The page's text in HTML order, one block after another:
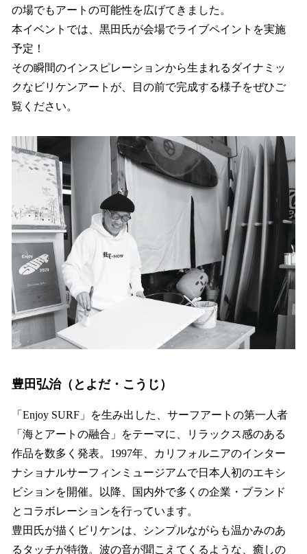
の場でもアートの可能性を広げてきました。
本イベントでは、黒田氏が会場でライブペイントを実施
予定！
その瞬間のインスピレーションから生まれるダイナミッ
クなビリケンアートが、目の前で完成する様子をぜひご
覧ください。
豊田弘治（とよだ・こうじ）
「Enjoy SURF」を生み出した、サーフアートの第一人者
「海とアートの融合」をテーマに、リラックス感のある
作品を数多く発表。1997年、カリフォルニアのインター
ナショナルサーフィンミュージアムで日本人初のエキシ
ビションを開催。以降、国内外で多くの企業・ブランド
とコラボレーションを行っています。
豊田氏が描くビリケンは、シンプルながらも温かみのあ
るタッチが特徴。波の音が聞こえてくるような、癒しの